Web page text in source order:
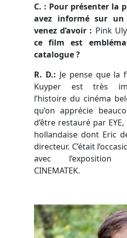
C. : Pour présenter la
avez informé sur
venez d’avoir : Pink
ce film est
catalogue ?
R. D.: Je pense que la
Kuyper est très
l’histoire du cinéma
qu’on apprécie
d’être restauré par
hollandaise dont Eric
directeur. C’était
avec
CINEMATEK.